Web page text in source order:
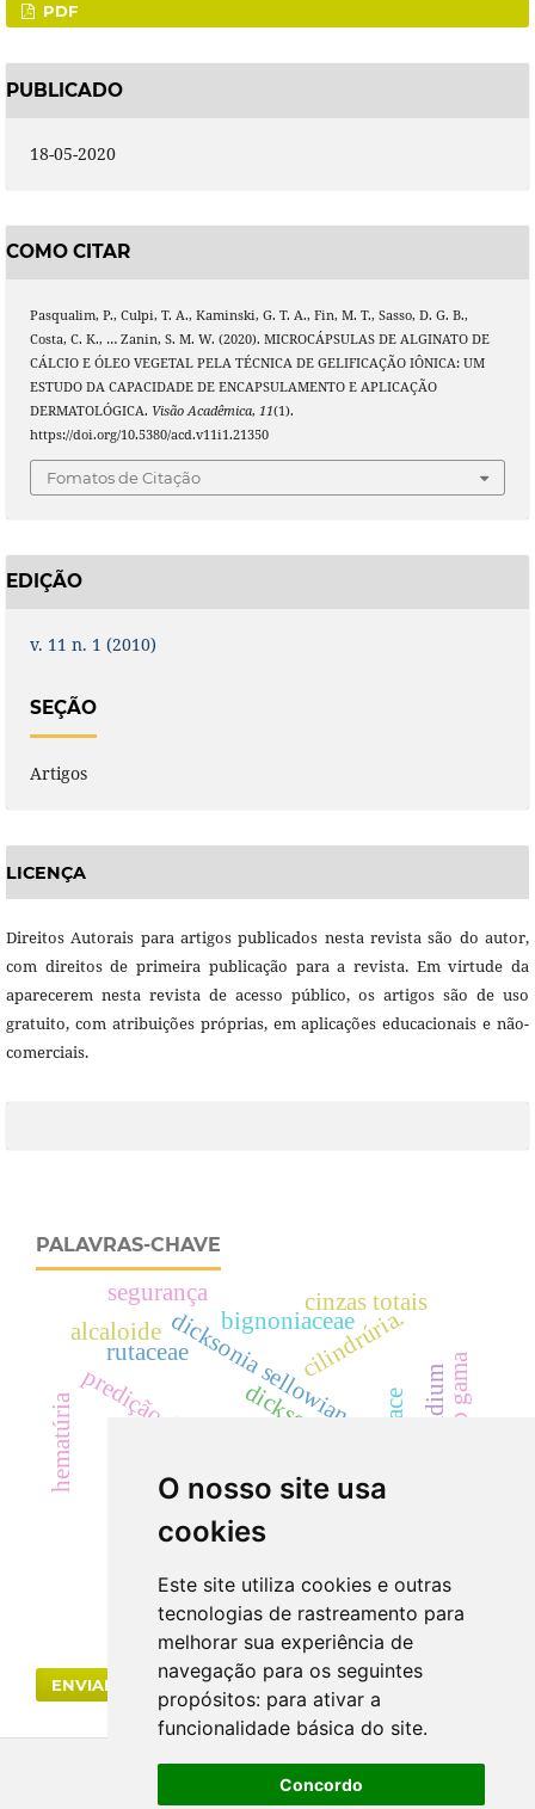
O nosso site usa
cookies
Este site utiliza cookies e outras
tecnologias de rastreamento para
melhorar sua experiência de
navegação para os seguintes
propósitos: para ativar a
funcionalidade básica do site.
Concordo
PDF
PUBLICADO
18-05-2020
COMO CITAR
Pasqualim, P., Culpi, T. A., Kaminski, G. T. A., Fin, M. T., Sasso, D. G. B.,
Costa, C. K., … Zanin, S. M. W. (2020). MICROCÁPSULAS DE ALGINATO DE
CÁLCIO E ÓLEO VEGETAL PELA TÉCNICA DE GELIFICAÇÃO IÔNICA: UM
ESTUDO DA CAPACIDADE DE ENCAPSULAMENTO E APLICAÇÃO
DERMATOLÓGICA. Visão Acadêmica, 11(1).
https://doi.org/10.5380/acd.v11i1.21350
Fomatos de Citação
EDIÇÃO
v. 11 n. 1 (2010)
SEÇÃO
Artigos
LICENÇA
Direitos Autorais para artigos publicados nesta revista são do autor,
com direitos de primeira publicação para a revista. Em virtude da
aparecerem nesta revista de acesso público, os artigos são de uso
gratuito, com atribuições próprias, em aplicações educacionais e não-
comerciais.
PALAVRAS-CHAVE
predição de interações moleculares
creatinina
dicksoniaceae
dicksonia sellowiana cylindrocladium
acácias
cilindrúria.
uréia
hematúria
drogas vegetais
radiação gama
landrace
rutaceae
bignoniaceae
cinzas totais
segurança
alcaloide
ENVIAR SUBMISSÃO